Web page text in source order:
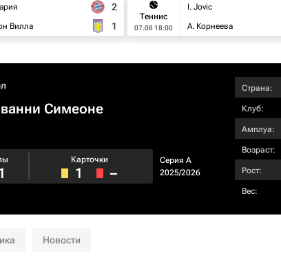
Вилла
2
1
Теннис
07.08 18:00
I. Jovic
А. Корнеева
Симеоне
Серия А
2025/2026
Карточки
1 –
Страна:
Клуб:
Амплуа:
Возраст:
Рост:
Вес:
Новости